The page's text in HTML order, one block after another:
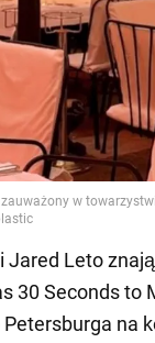
Video
Jared Leto
30 Seconds to
na